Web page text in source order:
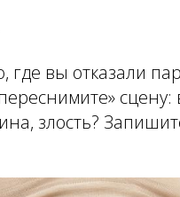
где вы отказали
злость?